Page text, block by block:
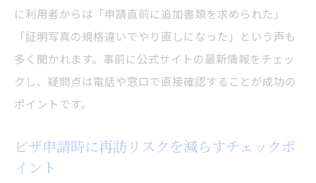
に利用者からは「申請直前に追加書類を求められた」
「証明写真の規格違いでやり直しになった」という声も
多く聞かれます。事前に公式サイトの最新情報をチェッ
クし、疑問点は電話や窓口で直接確認することが成功の
ポイントです。
ビザ申請時に再訪リスクを減らすチェックポ
イント